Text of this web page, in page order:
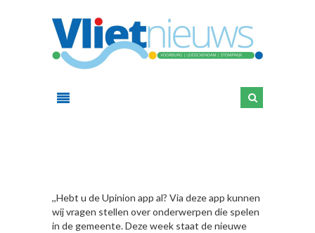
,,Hebt u de Upinion app al? Via deze app kunnen
wij vragen stellen over onderwerpen die spelen
in de gemeente. Deze week staat de nieuwe